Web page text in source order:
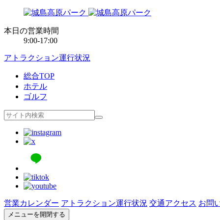
本日の営業時間
9:00-17:00
アトラクション運行状況
総合TOP
ホテル
ゴルフ
営業カレンダー アトラクション運行状況 交通アクセス お問
メニューを開閉する